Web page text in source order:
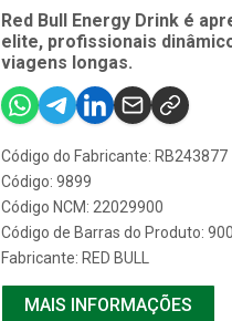
Red Bull Energy Drink é
elite, profissionais
viagens longas.
Código do Fabricante: RB243877
Código: 9899
Código NCM: 22029900
Código de Barras do Produto:
Fabricante: RED BULL
MAIS INFORMAÇÕES